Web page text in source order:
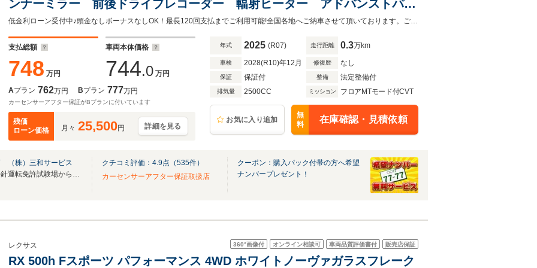
ンナーミラー 前後ドライブレコーダー 輻射ヒーター アドバンストパー
ク(自動駐車) ヘッドアップディスプレイ 電動格納 シートヒーター&ベ
ンチレーション
低金利ローン受付中♪頭金なしボーナスなしOK！最長120回支払までご利用可能!全国各地へご納車させて頂いております。ご自宅まで納車致しますのでお気軽にお問い合わせ下さい。
支払総額
748 万円
車両本体価格
744.0 万円
Aプラン 762万円 Bプラン 777万円
カーセンサーアフター保証がBプランに付いています
残価
ローン価格
月々 25,500円 詳細を見る
年式 2025 (R07) 走行距離 0.3万km
車検 2028(R10)年12月 修復歴 なし
保証 保証付 整備 法定整備付
排気量 2500CC ミッション フロアMTモード付CVT
お気に入り追加
無
料
在庫確認・見積依頼
（株）三和サービス
【全メーカー全車種取扱い 平針運転免許試験場から5分！】
クチコミ評価： 4.9点（535件）
カーセンサーアフター保証取扱店
クーポン：購入パック付帯の方へ希望
ナンバープレゼント！
360°画像付 オンライン相談可 車両品質評価書付 販売店保証
レクサス
RX 500h Fスポーツ パフォーマンス 4WD ホワイトノーヴァガラスフレーク